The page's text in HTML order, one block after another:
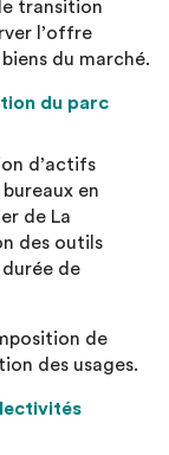
transition
l’offre
du marché.
du parc
d’actifs
en
de La
des outils
de
de
des usages.